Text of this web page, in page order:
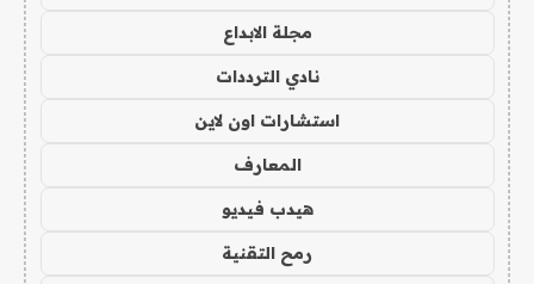
مجلة الابداع
نادي الترددات
استشارات اون لاين
المعارف
هيدب فيديو
رمح التقنية